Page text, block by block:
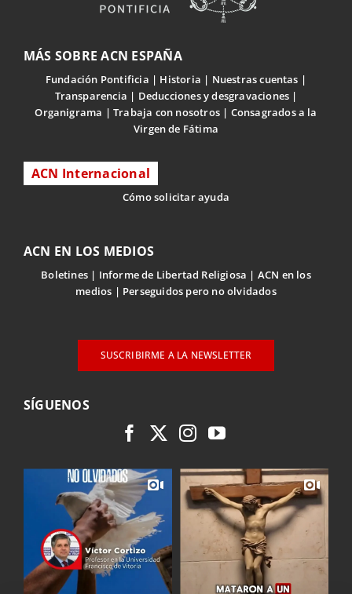
MÁS SOBRE ACN ESPAÑA
Fundación Pontificia Historia
Nuestras cuentas
Transparencia
Deducciones y desgravaciones
Organigrama
Trabaja con nosotros
Consagrados a la
Virgen de Fátima
ACN Internacional
Cómo solicitar ayuda
ACN EN LOS MEDIOS
Boletines Informe de Libertad Religiosa
ACN en los
medios
Perseguidos pero no olvidados
SUSCRIBIRME A LA NEWSLETTER
SÍGUENOS